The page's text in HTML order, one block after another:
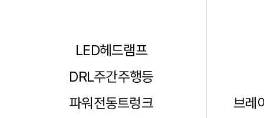
파워전동트렁크
전동접이 사이드미러
알루미늄 휠
타이